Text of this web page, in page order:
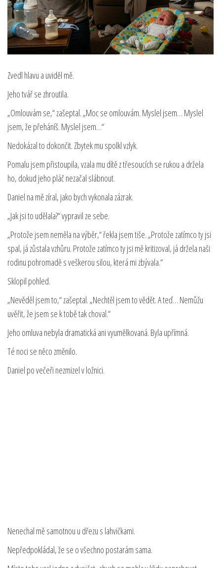
Zvedl hlavu a uviděl mě.
Jeho tvář se zhroutila.
„Omlouvám se,“ zašeptal. „Moc se omlouvám. Myslel jsem… Myslel
jsem, že přeháníš. Myslel jsem…“
Nedokázal to dokončit. Zbytek mu spolkl vzlyk.
Pomalu jsem přistoupila, vzala mu dítě z třesoucích se rukou a držela
ho, dokud jeho pláč nezačal slábnout.
Daniel na mě zíral, jako bych vykonala zázrak.
„Jak jsi to udělala?“ vypravil ze sebe.
„Protože jsem neměla na výběr,“ řekla jsem tiše. „Protože zatímco ty jsi
spal, já zůstala vzhůru. Protože zatímco ty jsi mě kritizoval, já držela naši
rodinu pohromadě s veškerou silou, která mi zbývala.“
Sklopil pohled.
„Nevěděl jsem to,“ zašeptal. „Nechtěl jsem to vědět. A teď… Nemůžu
uvěřit, že jsem se k tobě tak choval.“
Jeho omluva nebyla dramatická ani vyumělkovaná. Byla upřímná.
Té noci se něco změnilo.
Daniel po večeři nezmizel v ložnici.
Nenechal mě samotnou u dřezu s lahvičkami.
Nepředpokládal, že se o všechno postarám sama.